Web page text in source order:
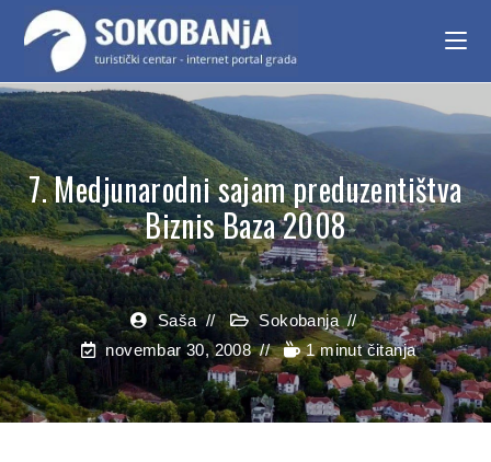
7. Medjunarodni sajam preduzentištva
Biznis Baza 2008
Saša
Sokobanja
novembar 30, 2008
1 minut čitanja